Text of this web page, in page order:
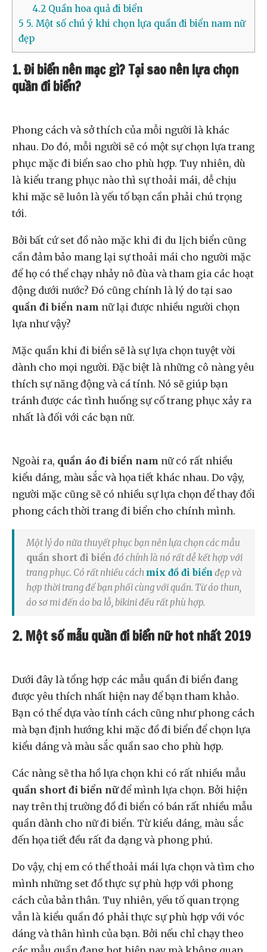
4.2Quần hoa quả đi biển
5 5. Một số chú ý khi chọn lựa quần đi biển nam nữ
đẹp
1. Đi biển nên mặc gì? Tại sao nên lựa chọn
quần đi biển?
Phong cách và sở thích của mỗi người là khác
nhau. Do đó, mỗi người sẽ có một sự chọn lựa trang
phục mặc đi biển sao cho phù hợp. Tuy nhiên, dù
là kiểu trang phục nào thì sự thoải mái, dễ chịu
khi mặc sẽ luôn là yếu tố bạn cần phải chú trọng
tới.
Bởi bất cứ set đồ nào mặc khi đi du lịch biển cũng
cần đảm bảo mang lại sự thoải mái cho người mặc
để họ có thể chạy nhảy nô đùa và tham gia các hoạt
động dưới nước? Đó cũng chính là lý do tại sao
quần đi biển nam nữ lại được nhiều người chọn
lựa như vậy?
Mặc quần khi đi biển sẽ là sự lựa chọn tuyệt vời
dành cho mọi người. Đặc biệt là những cô nàng yêu
thích sự năng động và cá tính. Nó sẽ giúp bạn
tránh được các tình huống sự cố trang phục xảy ra
nhất là đối với các bạn nữ.
Ngoài ra, quần áo đi biển nam nữ có rất nhiều
kiểu dáng, màu sắc và họa tiết khác nhau. Do vậy,
người mặc cũng sẽ có nhiều sự lựa chọn để thay đổi
phong cách thời trang đi biển cho chính mình.
Một lý do nữa thuyết phục bạn nên lựa chọn các mẫu
quần short đi biển đó chính là nó rất dễ kết hợp với
trang phục. Có rất nhiều cách mix đồ đi biển đẹp và
hợp thời trang để bạn phối cùng với quần. Từ áo thun,
áo sơ mi đến áo ba lỗ, bikini đều rất phù hợp.
2. Một số mẫu quần đi biển nữ hot nhất 2019
Dưới đây là tổng hợp các mẫu quần đi biển đang
được yêu thích nhất hiện nay để bạn tham khảo.
Bạn có thể dựa vào tính cách cũng như phong cách
mà bạn định hướng khi mặc đồ đi biển để chọn lựa
kiểu dáng và màu sắc quần sao cho phù hợp.
Các nàng sẽ tha hồ lựa chọn khi có rất nhiều mẫu
quần short đi biển nữđể mình lựa chọn. Bởi hiện
nay trên thị trường đồ đi biển có bán rất nhiều mẫu
quần dành cho nữ đi biển. Từ kiểu dáng, màu sắc
đến họa tiết đều rất đa dạng và phong phú.
Do vậy, chị em có thể thoải mái lựa chọn và tìm cho
mình những set đồ thực sự phù hợp với phong
cách của bản thân. Tuy nhiên, yếu tố quan trọng
vẫn là kiểu quần đó phải thực sự phù hợp với vóc
dáng và thân hình của bạn. Bởi nếu chỉ chạy theo